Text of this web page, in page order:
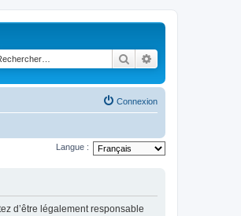
Rechercher
Connexion
Langue :
d’être légalement responsable